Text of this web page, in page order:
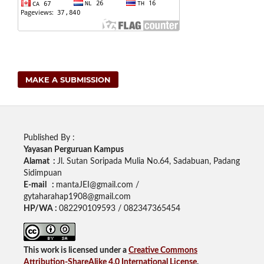
MAKE A SUBMISSION
Published By :
Yayasan Perguruan Kampus
Alamat : Jl. Sutan Soripada Mulia No.64, Sadabuan, Padang
Sidimpuan
E-mail : mantaJEI@gmail.com /
gytaharahap1908@gmail.com
HP/WA : 082290109593 / 082347365454
This work is licensed under a Creative Commons